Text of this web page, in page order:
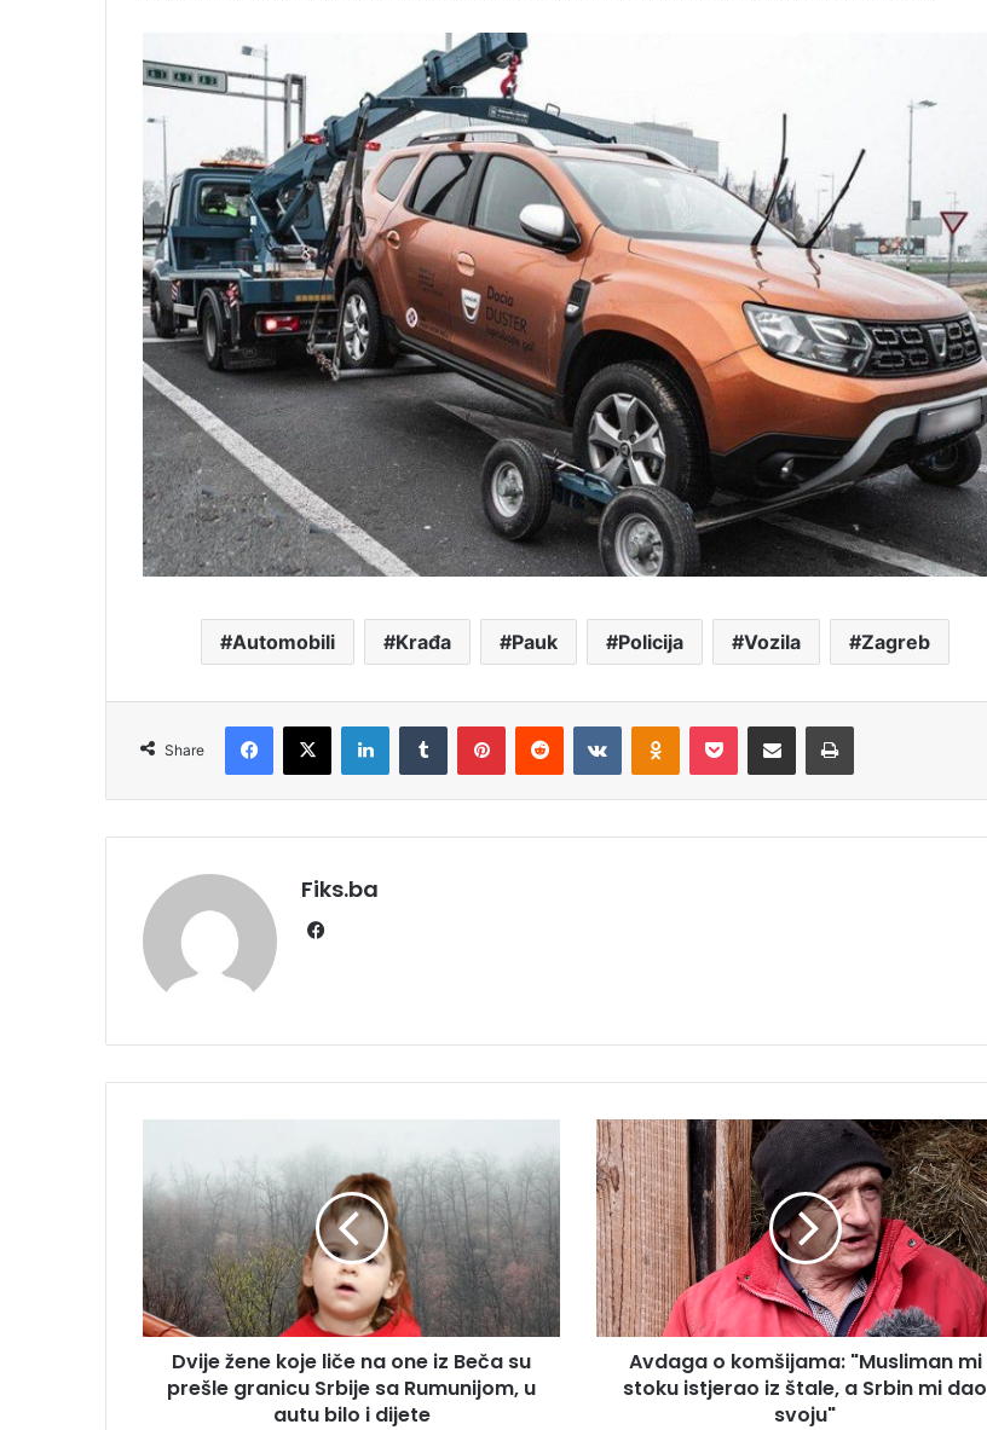
Automobili Krađa Pauk Policija Vozila Zagreb
Share
Facebook
X LinkedInTumblr PinterestReddit VKontakteOdnoklassniki
Pocket Share via Email Print
Fiks.ba
koje
liče
one
iz
Beča
su
prešle
granicu
Dvije žene koje liče na one iz Beča su
prešle granicu Srbije sa Rumunijom, u
autu bilo i dijete
Avdaga
o
komšijama:
"Musliman
mi
stoku
istjerao
iz
štale,
Srbin
Avdaga o komšijama: "Musliman mi
stoku istjerao iz štale, a Srbin mi dao
svoju"